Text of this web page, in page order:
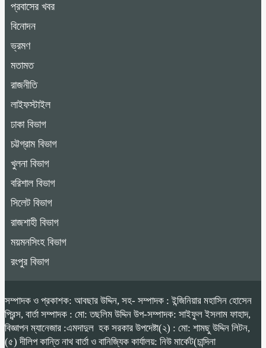
প্রবাসের খবর
বিনোদন
ভ্রমণ
মতামত
রাজনীতি
লাইফস্টাইল
ঢাকা বিভাগ
চট্টগ্রাম বিভাগ
খুলনা বিভাগ
বরিশাল বিভাগ
সিলেট বিভাগ
রাজশাহী বিভাগ
ময়মনসিংহ বিভাগ
রংপুর বিভাগ
সম্পাদক ও প্রকাশক: আবছার উদ্দিন, সহ- সম্পাদক : ইন্জিনিয়ার মহাসিন হোসেন
প্রিন্স, বার্তা সম্পাদক : মো: তছলিম উদ্দিন উপ-সম্পাদক: সাইফুল ইসলাম ফাহাদ,
বিজ্ঞাপন ম্যানেজার :এমদাদুল হক সরকার উপদেষ্টা(২) : মো: শামছু উদ্দিন লিটন,
(৫) দীলিপ কান্তি নাথ বার্তা ও বানিজ্যিক কার্যালয়: নিউ মার্কেট(চান্দিনা